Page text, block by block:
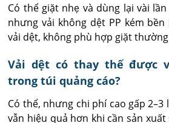
Có thể giặt nhẹ và dùng lại vài
nhưng vải không dệt PP kém
vải dệt, không phù hợp giặt
Vải dệt có thay thế được
trong túi quảng cáo?
Có thể, nhưng chi phí cao gấp 2–3
vẫn hiệu quả hơn khi cần sản